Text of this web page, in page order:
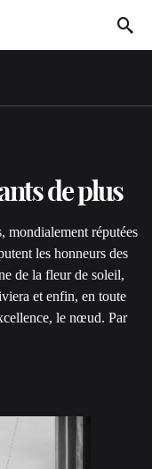
de plus
mondialement réputées
les honneurs des
de la fleur de soleil,
et enfin, en toute
le nœud. Par